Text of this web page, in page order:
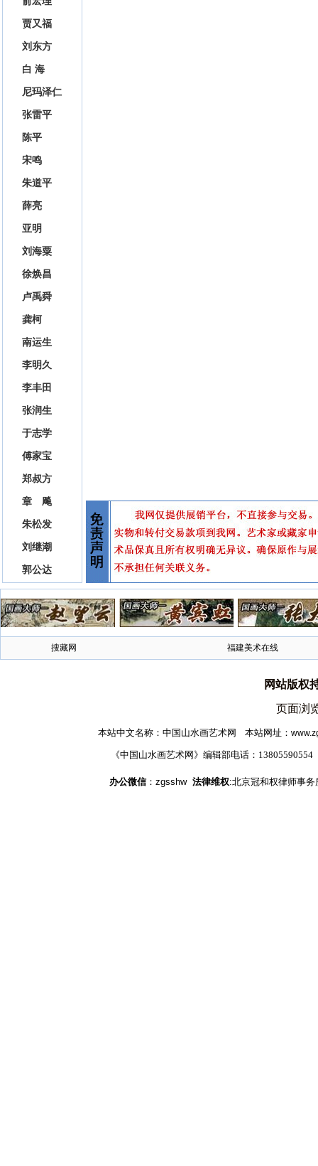
贾又福
刘东方
白 海
尼玛泽仁
张雷平
陈平
宋鸣
朱道平
薛亮
亚明
刘海粟
徐焕昌
卢禹舜
龚柯
南运生
李明久
李丰田
张润生
于志学
傅家宝
郑叔方
章 飚
朱松发
刘继潮
郭公达
搜藏网 福建美术在线
网站版权
页面浏
本站中文名称：中国山水画艺术网 本站网址 ：
《中国山水画艺术网》编辑部电话：
办公微信：zgsshw 法律维权:北京冠和权律师事